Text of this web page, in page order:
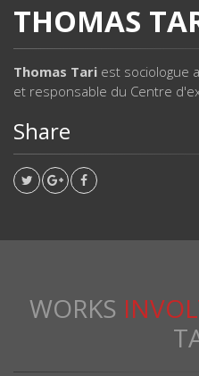
THOMAS
Thomas Tari est sociologue
et responsable du Centre
Share
WORKS